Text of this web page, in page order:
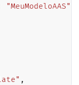
"MeuModeloAAS"
,